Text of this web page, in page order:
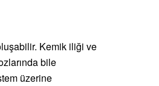
Kemik iliği ve
bile
üzerine